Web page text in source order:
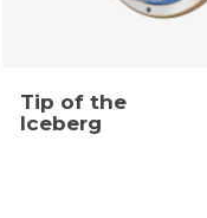
Tip of the
Iceberg